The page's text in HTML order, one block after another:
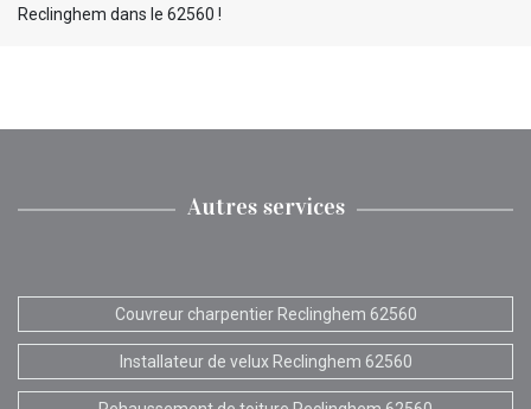
Reclinghem dans le 62560 !
Autres services
Couvreur charpentier Reclinghem 62560
Installateur de velux Reclinghem 62560